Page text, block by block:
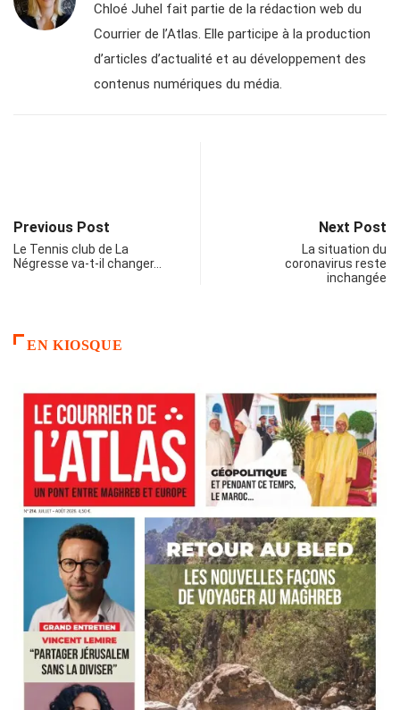
Chloé Juhel fait partie de la rédaction web du
Courrier de l’Atlas. Elle participe à la production
d’articles d’actualité et au développement des
contenus numériques du média.
Previous Post
Le Tennis club de La
Négresse va-t-il changer…
Next Post
La situation du
coronavirus reste
inchangée
EN KIOSQUE